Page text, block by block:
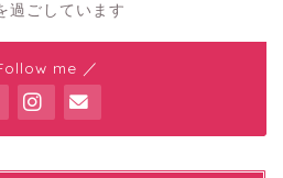
過ごしています
me ／